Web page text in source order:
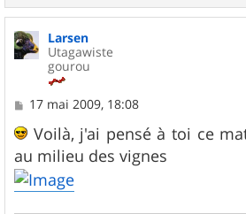
Larsen
Utagawiste
gourou
M
s
a
g
e
17 mai 2009, 18:08
Voilà, j'ai pensé à toi ce
au milieu des vignes